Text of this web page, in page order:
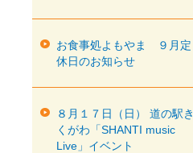
お食事処よもやま ９月定
休日のお知らせ
８月１７日（日） 道の駅き
くがわ「SHANTI music
Live」イベント